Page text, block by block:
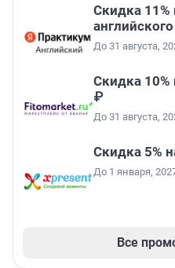
Скидка 11%
английского
До 31 августа,
Скидка 10%
₽
До 31 августа,
Скидка 5%
До 1 января,
Все